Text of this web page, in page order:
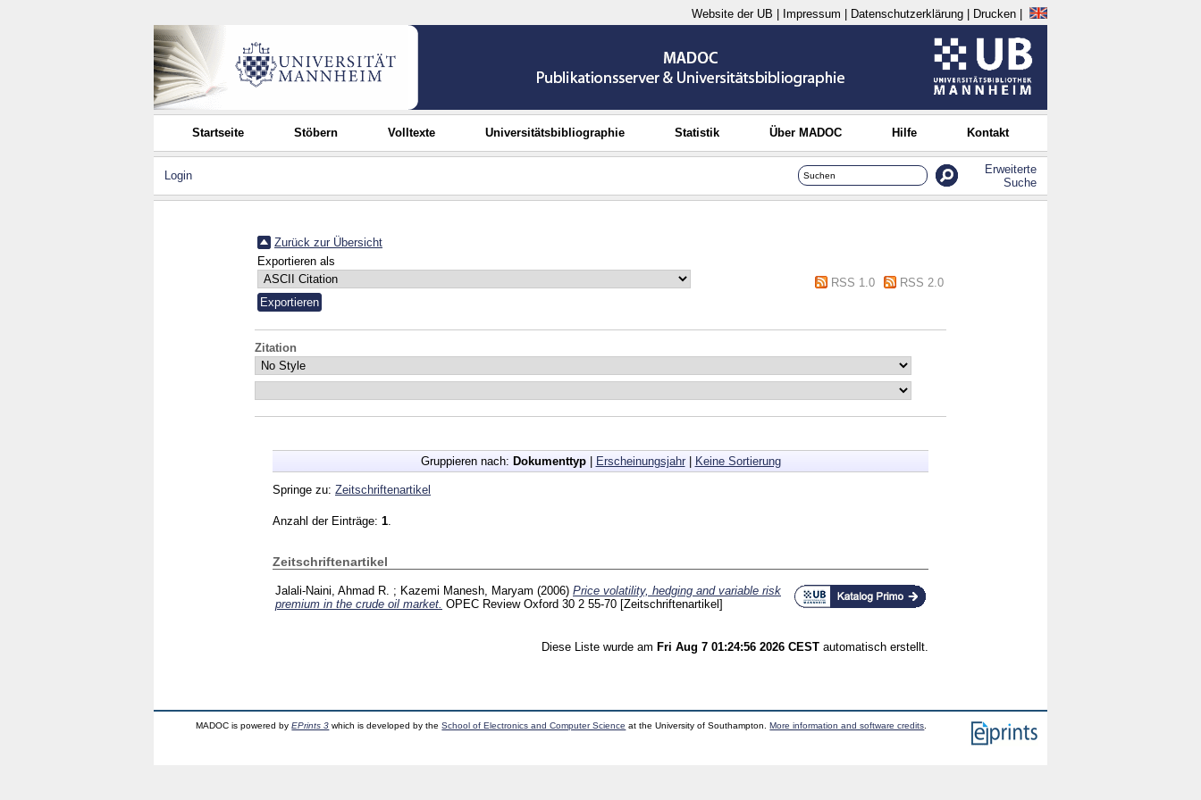
Website der UB Impressum Datenschutzerklärung Drucken
Startseite Stöbern Volltexte Universitätsbibliographie Statistik Über MADOC Hilfe Kontakt
Login
Erweiterte
Suche
Zurück zur Übersicht
Exportieren als
RSS 1.0
RSS 2.0
Zitation
Gruppieren nach: Dokumenttyp| Erscheinungsjahr| Keine Sortierung
Springe zu: Zeitschriftenartikel
Anzahl der Einträge: 1
Zeitschriftenartikel
Jalali‐Naini, Ahmad R. ; Kazemi Manesh, Maryam (2006) Price volatility, hedging and variable risk
premium in the crude oil market. OPEC Review Oxford 30 2 55-70 [Zeitschriftenartikel]
Diese Liste wurde am Fri Aug 7 01:24:56 2026 CEST automatisch erstellt.
MADOC is powered byEPrints 3 which is developed by theSchool of Electronics and Computer Science at the University of Southampton.More information and software credits